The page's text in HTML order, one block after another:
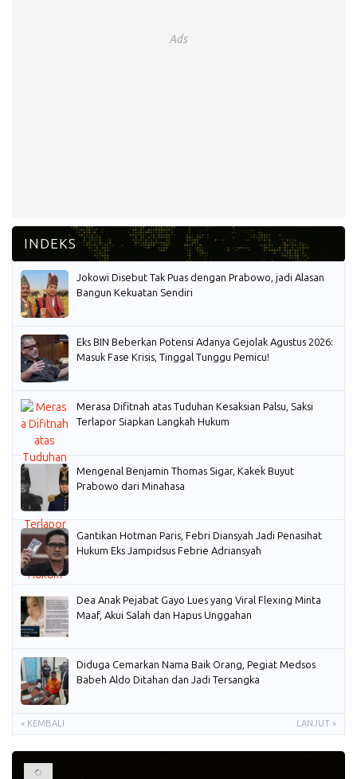
Ads
Jokowi Disebut Tak Puas dengan Prabowo, jadi Alasan
Bangun Kekuatan Sendiri
Eks BIN Beberkan Potensi Adanya Gejolak Agustus 2026:
Masuk Fase Krisis, Tinggal Tunggu Pemicu!
Merasa Difitnah atas Tuduhan Kesaksian Palsu, Saksi
Terlapor Siapkan Langkah Hukum
Mengenal Benjamin Thomas Sigar, Kakek Buyut
Prabowo dari Minahasa
Gantikan Hotman Paris, Febri Diansyah Jadi Penasihat
Hukum Eks Jampidsus Febrie Adriansyah
Dea Anak Pejabat Gayo Lues yang Viral Flexing Minta
Maaf, Akui Salah dan Hapus Unggahan
Diduga Cemarkan Nama Baik Orang, Pegiat Medsos
Babeh Aldo Ditahan dan Jadi Tersangka
« KEMBALI LANJUT »